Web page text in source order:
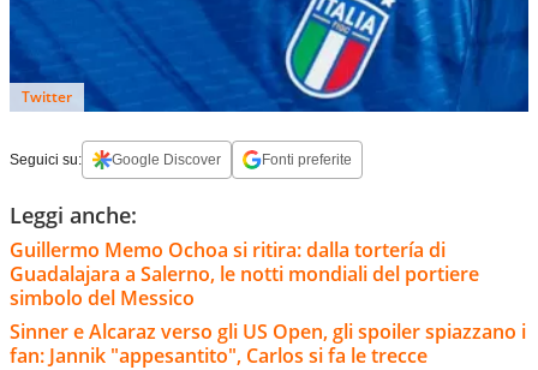
Twitter
Seguici su: Google Discover Fonti preferite
Leggi anche:
Guillermo Memo Ochoa si ritira: dalla tortería di
Guadalajara a Salerno, le notti mondiali del portiere
simbolo del Messico
Sinner e Alcaraz verso gli US Open, gli spoiler spiazzano i
fan: Jannik "appesantito", Carlos si fa le trecce